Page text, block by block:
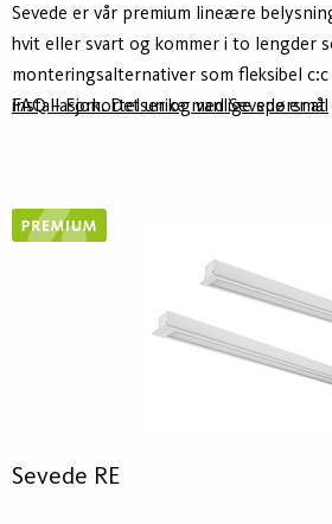
Sevede er vår premium lineære
hvit eller svart og kommer i to lengder
monteringsalternativer som fleksibel c:c
installasjon. Det unike med Sevede er at
og linse-asymmetrisk optikk. Utstyrt
FAQ – Forkortelser og vanlige spørsmål
Sevede RE